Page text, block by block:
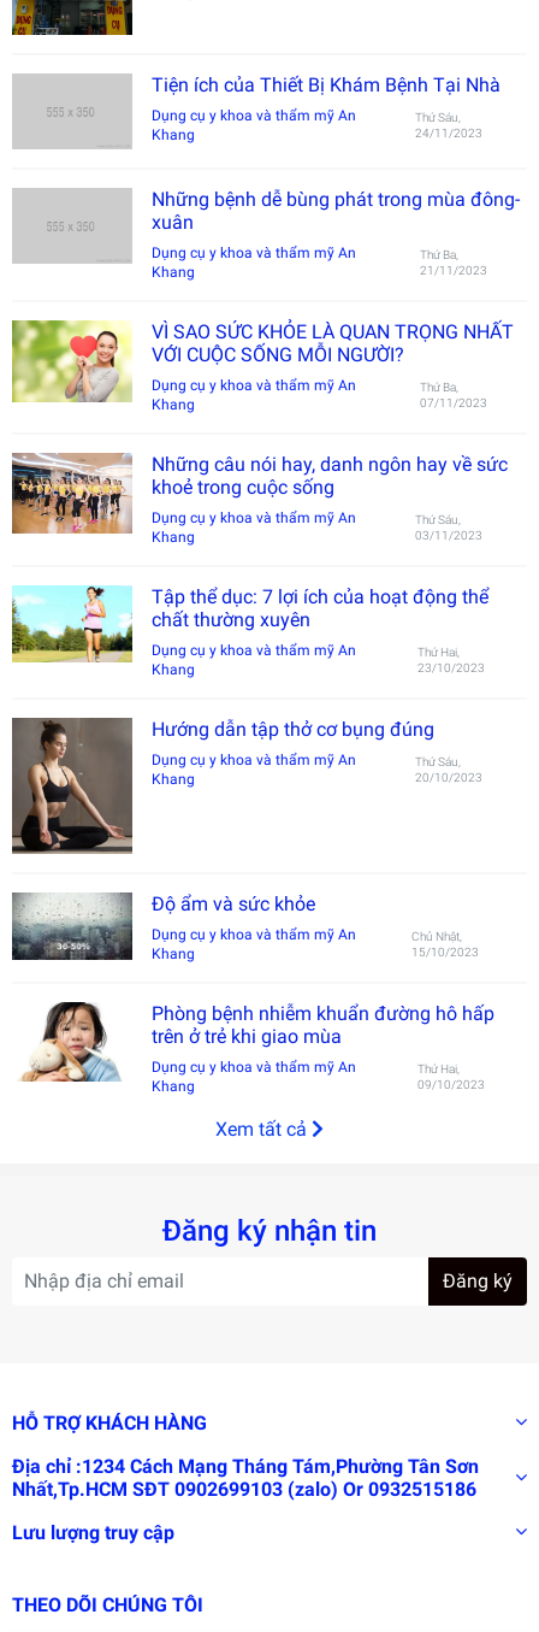
Tiện ích của Thiết Bị Khám Bệnh Tại Nhà
Dụng cụ y khoa và thẩm mỹ An
Khang
Thứ Sáu,
24/11/2023
Những bệnh dễ bùng phát trong mùa đông-
xuân
Dụng cụ y khoa và thẩm mỹ An
Khang
Thứ Ba,
21/11/2023
VÌ SAO SỨC KHỎE LÀ QUAN TRỌNG NHẤT
VỚI CUỘC SỐNG MỖI NGƯỜI?
Dụng cụ y khoa và thẩm mỹ An
Khang
Thứ Ba,
07/11/2023
Những câu nói hay, danh ngôn hay về sức
khoẻ trong cuộc sống
Dụng cụ y khoa và thẩm mỹ An
Khang
Thứ Sáu,
03/11/2023
Tập thể dục: 7 lợi ích của hoạt động thể
chất thường xuyên
Dụng cụ y khoa và thẩm mỹ An
Khang
Thứ Hai,
23/10/2023
Hướng dẫn tập thở cơ bụng đúng
Dụng cụ y khoa và thẩm mỹ An
Khang
Thứ Sáu,
20/10/2023
Độ ẩm và sức khỏe
Dụng cụ y khoa và thẩm mỹ An
Khang
Chủ Nhật,
15/10/2023
Phòng bệnh nhiễm khuẩn đường hô hấp
trên ở trẻ khi giao mùa
Dụng cụ y khoa và thẩm mỹ An
Khang
Thứ Hai,
09/10/2023
Xem tất cả
Đăng ký nhận tin
Đăng ký
HỖ TRỢ KHÁCH HÀNG
Địa chỉ :1234 Cách Mạng Tháng Tám,Phường Tân Sơn
Nhất,Tp.HCM SĐT 0902699103 (zalo) Or 0932515186
Lưu lượng truy cập
THEO DÕI CHÚNG TÔI